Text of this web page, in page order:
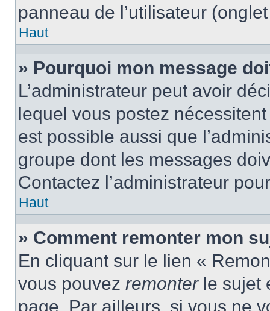
panneau de l’utilisateur
Haut
» Pourquoi mon message
L’administrateur peut avoir
lequel vous postez
est possible aussi que
groupe dont les messages
Contactez l’administrateur
Haut
» Comment remonter mon
En cliquant sur le lien «
vous pouvez remonterle sujet
page. Par ailleurs, si vous ne